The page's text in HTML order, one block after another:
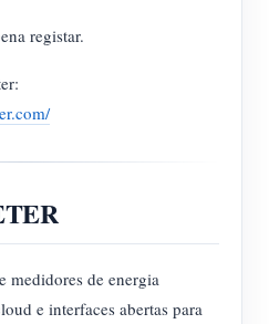
registar.
medidores de energia
e interfaces abertas para